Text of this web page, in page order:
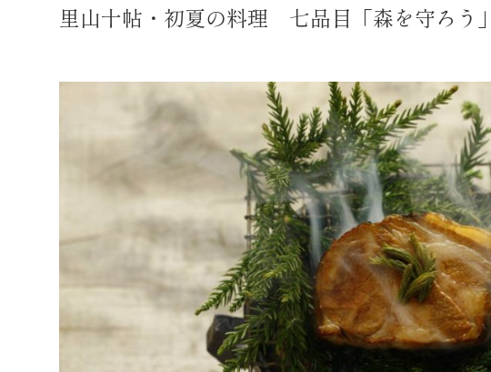
里山十帖・初夏の料理 七品目「森を守ろう」